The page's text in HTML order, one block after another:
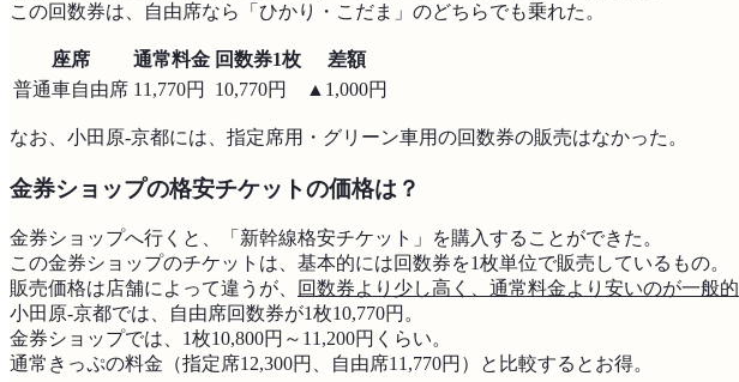
この回数券は、自由席なら「ひかり・こだま」のどちらでも乗れた。
座席 通常料金 回数券1枚
差額
普通車自由席 11,770円 10,770円 ▲1,000円
なお、小田原-京都には、指定席用・グリーン車用の回数券の販売はなかった。
金券ショップの格安チケットの価格は？
金券ショップへ行くと、「新幹線格安チケット」を購入することができた。
この金券ショップのチケットは、基本的には回数券を1枚単位で販売しているもの。
販売価格は店舗によって違うが、
回数券より少し高く、通常料金より安いのが一般的
小田原-京都では、自由席回数券が1枚10,770円。
金券ショップでは、1枚10,800円～11,200円くらい。
通常きっぷの料金（指定席12,300円、自由席11,770円）と比較するとお得。